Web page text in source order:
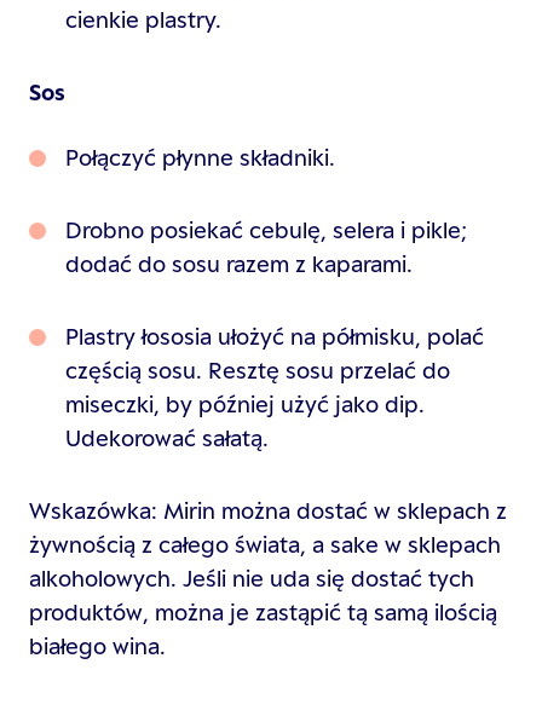
cienkie plastry.
Sos
Połączyć płynne składniki.
Drobno posiekać cebulę, selera i pikle;
dodać do sosu razem z kaparami.
Plastry łososia ułożyć na półmisku, polać
częścią sosu. Resztę sosu przelać do
miseczki, by później użyć jako dip.
Udekorować sałatą.
Wskazówka: Mirin można dostać w sklepach z
żywnością z całego świata, a sake w sklepach
alkoholowych. Jeśli nie uda się dostać tych
produktów, można je zastąpić tą samą ilością
białego wina.